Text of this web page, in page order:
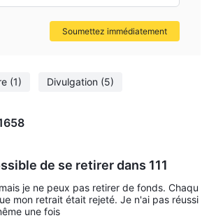
(1) Divulgation (5)
de se retirer dans 111
je ne peux pas retirer de fonds. Chaqu
mon retrait était rejeté. Je n'ai pas réussi
une fois
Soumettez immédiatement